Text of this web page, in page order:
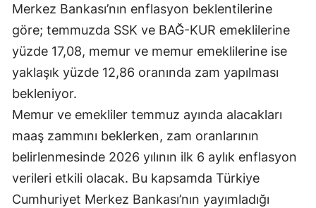
Gümüşhane
Hakkari
Hatay
Mersin
İstanbul
Merkez Bankası’nın enflasyon beklentilerine
göre; temmuzda SSK ve BAĞ-KUR emeklilerine
yüzde 17,08, memur ve memur emeklilerine ise
yaklaşık yüzde 12,86 oranında zam yapılması
bekleniyor.
Memur ve emekliler temmuz ayında alacakları
maaş zammını beklerken, zam oranlarının
belirlenmesinde 2026 yılının ilk 6 aylık enflasyon
verileri etkili olacak. Bu kapsamda Türkiye
Cumhuriyet Merkez Bankası’nın yayımladığı